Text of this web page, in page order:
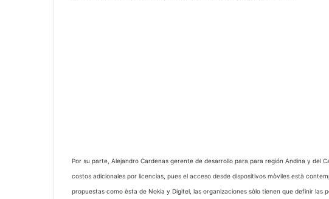
Por su parte, Alejandro Cardenas gerente de desarrollo para para región Andina y del
costos adicionales por licencias, pues el acceso desde dispositivos mòviles està
propuestas como èsta de Nokia y Digitel, las organizaciones sòlo tienen que definir las